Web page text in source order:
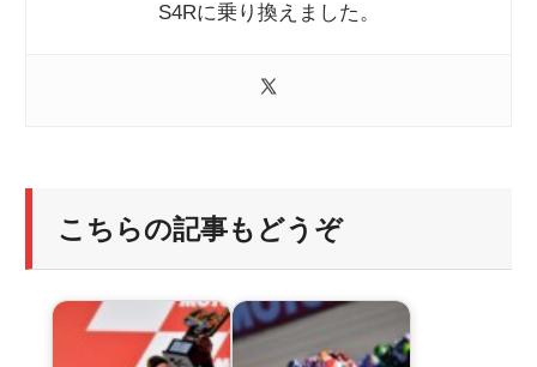
S4Rに乗り換えました。
こちらの記事もどうぞ